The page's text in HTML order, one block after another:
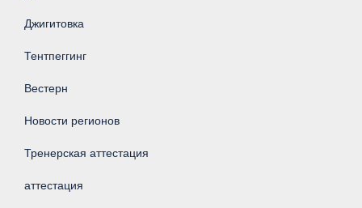
Джигитовка
Тентпеггинг
Вестерн
Новости регионов
Тренерская аттестация
аттестация